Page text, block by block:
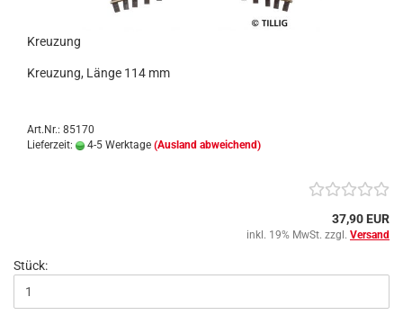
Kreuzung
Kreuzung, Länge 114 mm
Art.Nr.: 85170
Lieferzeit:
4-5 Werktage (Ausland abweichend)
37,90 EUR
inkl. 19% MwSt. zzgl. Versand
Stück: